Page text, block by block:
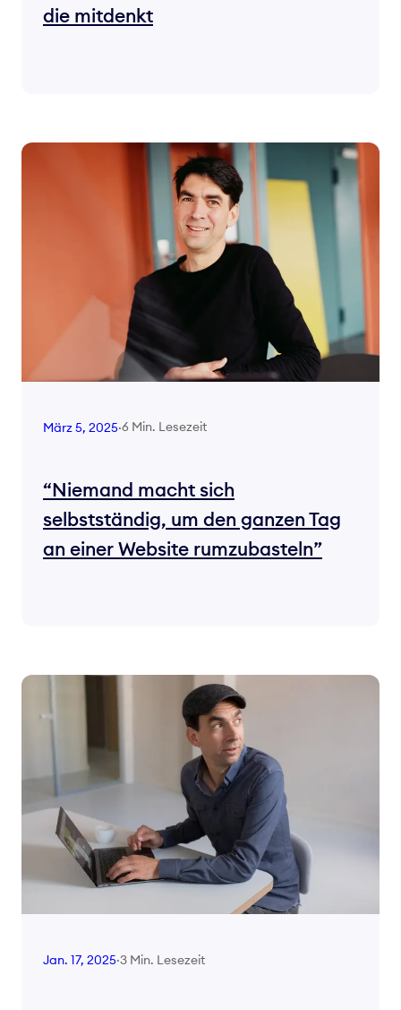
die mitdenkt
März 5, 2025·6 Min. Lesezeit
“Niemand macht sich
selbstständig, um den ganzen Tag
an einer Website rumzubasteln”
Jan. 17, 2025·3 Min. Lesezeit